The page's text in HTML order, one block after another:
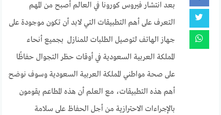
بعد انتشار فيروس كورونا في العالم أصبح من المهم
التعرف على أهم التطبيقات التي لابد أن تكون موجودة على
جهاز الهاتف لتوصيل الطلبات للمنازل بجميع أنحاء
المملكة العربية السعودية في أوقات حظر التجوال حفاظًا
على صحة مواطني المملكة العربية السعودية وسوف نوضح
أهم هذه التطبيقات، مع العلم أن هذه المطاعم يقومون
بالإجراءات الاحترازية من أجل الحفاظ على سلامة